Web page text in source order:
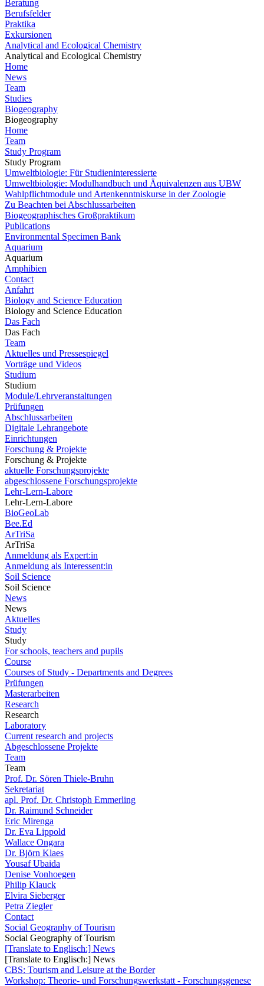
Beratung
Berufsfelder
Praktika
Exkursionen
Analytical and Ecological Chemistry
Analytical and Ecological Chemistry
Home
News
Team
Studies
Biogeography
Biogeography
Home
Team
Study Program
Study Program
Umweltbiologie: Für Studieninteressierte
Umweltbiologie: Modulhandbuch und Äquivalenzen aus UBW
Wahlpflichtmodule und Artenkenntniskurse in der Zoologie
Zu Beachten bei Abschlussarbeiten
Biogeographisches Großpraktikum
Publications
Environmental Specimen Bank
Aquarium
Aquarium
Amphibien
Contact
Anfahrt
Biology and Science Education
Biology and Science Education
Das Fach
Das Fach
Team
Aktuelles und Pressespiegel
Vorträge und Videos
Studium
Studium
Module/Lehrveranstaltungen
Prüfungen
Abschlussarbeiten
Digitale Lehrangebote
Einrichtungen
Forschung & Projekte
Forschung & Projekte
aktuelle Forschungsprojekte
abgeschlossene Forschungsprojekte
Lehr-Lern-Labore
Lehr-Lern-Labore
BioGeoLab
Bee.Ed
ArTriSa
ArTriSa
Anmeldung als Expert:in
Anmeldung als Interessent:in
Soil Science
Soil Science
News
News
Aktuelles
Study
Study
For schools, teachers and pupils
Course
Courses of Study - Departments and Degrees
Prüfungen
Masterarbeiten
Research
Research
Laboratory
Current research and projects
Abgeschlossene Projekte
Team
Team
Prof. Dr. Sören Thiele-Bruhn
Sekretariat
apl. Prof. Dr. Christoph Emmerling
Dr. Raimund Schneider
Eric Mirenga
Dr. Eva Lippold
Wallace Ongara
Dr. Björn Klaes
Yousaf Ubaida
Denise Vonhoegen
Philip Klauck
Elvira Sieberger
Petra Ziegler
Contact
Social Geography of Tourism
Social Geography of Tourism
[Translate to Englisch:] News
[Translate to Englisch:] News
CBS: Tourism and Leisure at the Border
Workshop: Theorie- und Forschungswerkstatt - Forschungsgenese